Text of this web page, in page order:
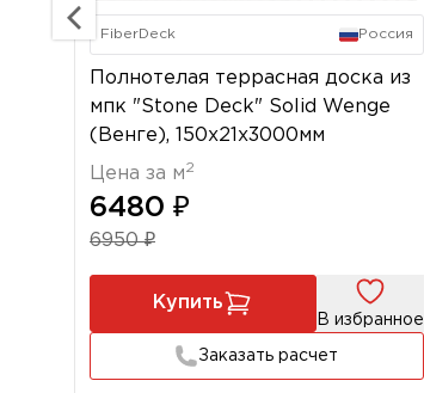
FiberDeck Россия
Полнотелая террасная доска из
мпк "Stone Deck" Solid Wenge
(Венге), 150х21x3000мм
Цена за м2
6480 ₽
6950 ₽
Купить
В избранное
Заказать расчет